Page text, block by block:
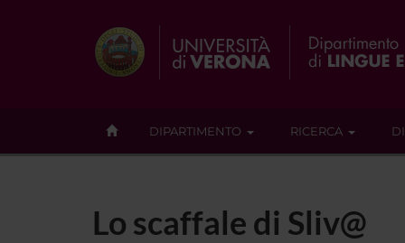
DIPARTIMENTO RICERCA
Lo scaffale di Sliv@